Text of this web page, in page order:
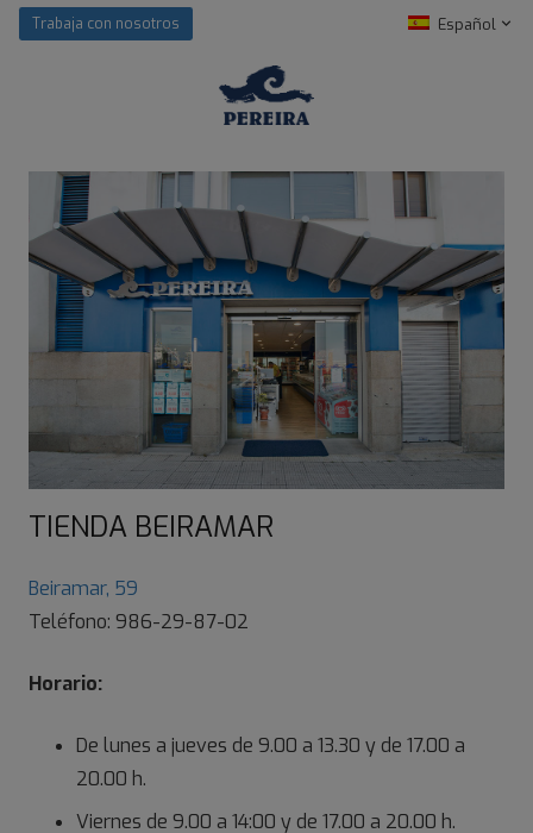
Trabaja con nosotros Español
TIENDA BEIRAMAR
Beiramar, 59
Teléfono: 986-29-87-02
Horario:
De lunes a jueves de 9.00 a 13.30 y de 17.00 a
20.00 h.
Viernes de 9.00 a 14:00 y de 17.00 a 20.00 h.